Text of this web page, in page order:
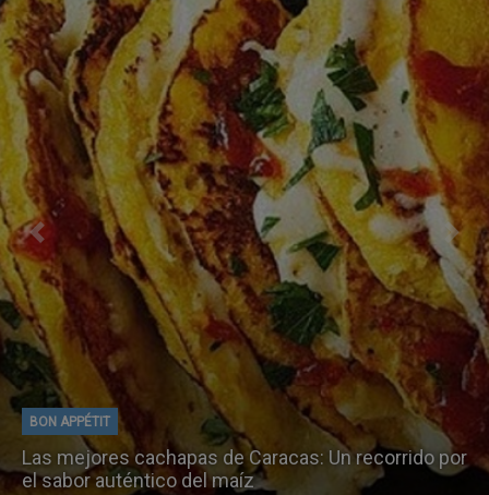
BON APPÉTIT
Pabellón criollo: Tradición e identidad venezolana
Previous Next